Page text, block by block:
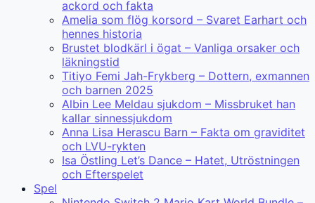
ackord och fakta
Amelia som flög korsord – Svaret Earhart och
hennes historia
Brustet blodkärl i ögat – Vanliga orsaker och
läkningstid
Titiyo Femi Jah-Frykberg – Dottern, exmannen
och barnen 2025
Albin Lee Meldau sjukdom – Missbruket han
kallar sinnessjukdom
Anna Lisa Herascu Barn – Fakta om graviditet
och LVU-rykten
Isa Östling Let’s Dance – Hatet, Utröstningen
och Efterspelet
Spel